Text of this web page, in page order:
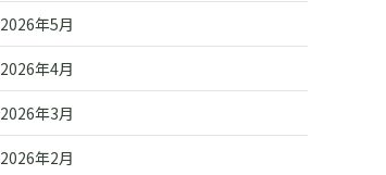
2026年5月
2026年4月
2026年3月
2026年2月